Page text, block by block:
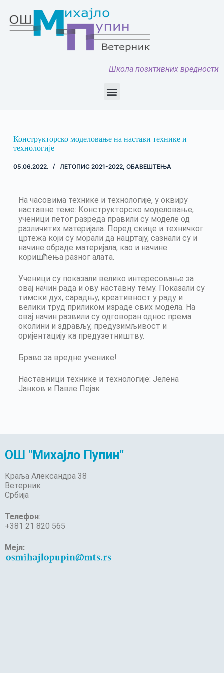
Школа позитивних вредности
Конструкторско моделовање на настави технике и
технологије
05.06.2022. ЛЕТОПИС 2021-2022, ОБАВЕШТЕЊА
На часовима технике и технологије, у оквиру
наставне теме: Конструкторско моделовање,
ученици петог разреда правили су моделе од
различитих материјала. Поред скице и техничког
цртежа који су морали да нацртају, сазнали су и
начине обраде материјала, као и начине
коришћења разног алата.
Ученици су показали велико интересовање за
овај начин рада и ову наставну тему. Показали су
тимски дух, сарадњу, креативност у раду и
велики труд приликом израде свих модела. На
овај начин развили су одговоран однос према
околини и здрављу, предузимљивост и
оријентацију ка предузетништву.
Браво за вредне ученике!
Наставници технике и технологије: Јелена
Јанков и Павле Пејак
ОШ "Михајло Пупин"
Краља Александра 38
Ветерник
Србија
Телефон:
+381 21 820 565
Мејл: